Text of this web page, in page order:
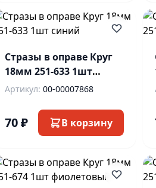
Стразы в оправе Круг
18мм 251-633 1шт
синий
Артикул: 00-00007868
70 ₽ В корзину